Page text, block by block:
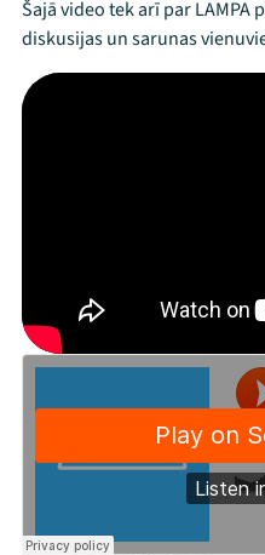
Viņi bija
Šajā video tek arī par LAMPA
diskusijas un sarunas